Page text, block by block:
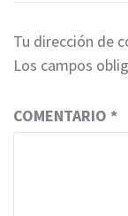
Tu dirección de
Los campos
COMENTARIO *